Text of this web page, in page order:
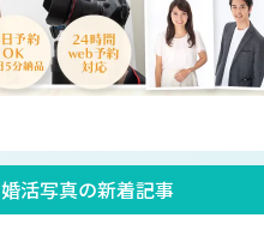
婚活写真の新着記事